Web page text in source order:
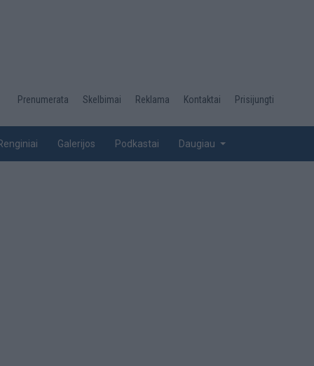
Desktop
top
Prenumerata Skelbimai Reklama Kontaktai Prisijungti
Galerijos Podkastai Daugiau